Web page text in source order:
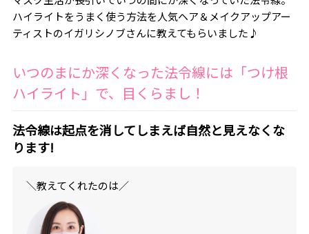
ハイライトをうまく使う方法を人気ヘア＆メイクアップアー
ティストのイガリシノブさんに教えてもらいました♪
いつのまにか深くなった法令線には「つけ根
ハイライト」で、目くらまし！
法令線は起点を消してしまえば自然と見えなくな
ります!
＼教えてくれたのは／